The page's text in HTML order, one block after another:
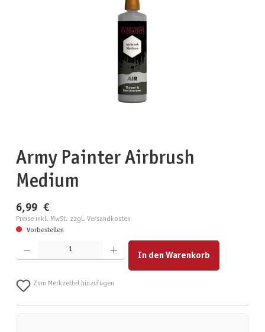
Army Painter Airbrush
Medium
6,99 €
Preise inkl. MwSt. zzgl. Versandkosten
Vorbestellen
Produkt Anzahl: Gib den gewünschten Wert ein oder benutze die Schaltflächen um die Anzahl zu
In den Warenkorb
Zum Merkzettel hinzufügen